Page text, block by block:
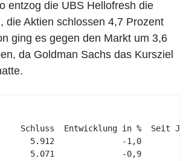
entzog die UBS Hellofresh die
die Aktien schlossen 4,7 Prozent
ging es gegen den Markt um 3,6
da Goldman Sachs das Kursziel
Entwicklung in %  Seit
5.912              -1,0
5.071              -0,9